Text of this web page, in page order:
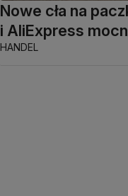
Nowe cła na
i AliExpress
HANDEL